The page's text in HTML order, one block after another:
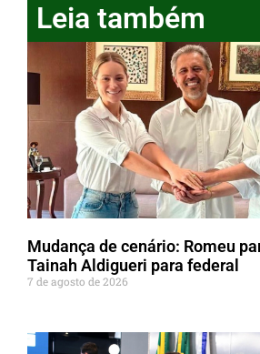
Leia também
Mudança de cenário: Romeu
Tainah Aldigueri para federal
7 de agosto de 2026